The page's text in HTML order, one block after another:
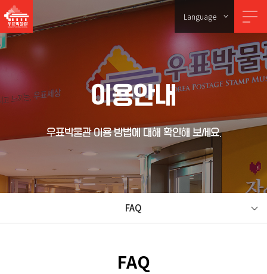
Language
이용안내
우표박물관 이용 방법에 대해 확인해 보세요.
FAQ
FAQ